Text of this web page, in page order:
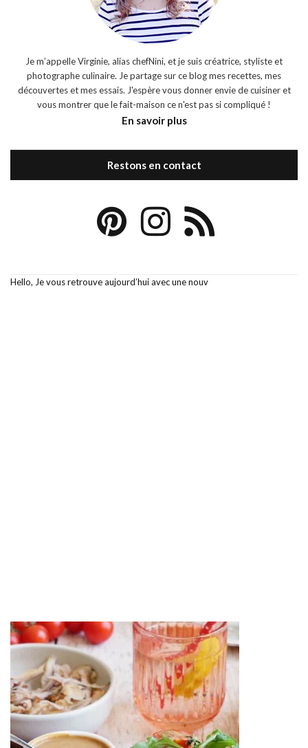
Je m’appelle Virginie, alias chefNini, et je suis créatrice, styliste et
photographe culinaire. Je partage sur ce blog mes recettes, mes
découvertes et mes essais. J'espère vous donner envie de cuisiner et
vous montrer que le fait-maison ce n'est pas si compliqué !
En savoir plus
Restons en contact
Hello, Je vous retrouve aujourd’hui avec une nouv